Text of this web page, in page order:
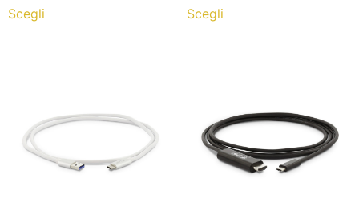
Scegli Scegli